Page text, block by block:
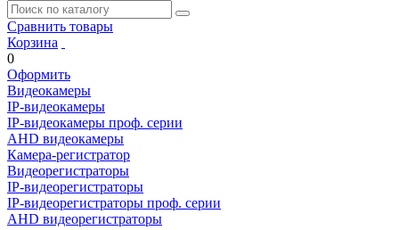
Сравнить товары
Корзина
0
Оформить
Видеокамеры
IP-видеокамеры
IP-видеокамеры проф. серии
AHD видеокамеры
Камера-регистратор
Видеорегистраторы
IP-видеорегистраторы
IP-видеорегистраторы проф. серии
AHD видеорегистраторы